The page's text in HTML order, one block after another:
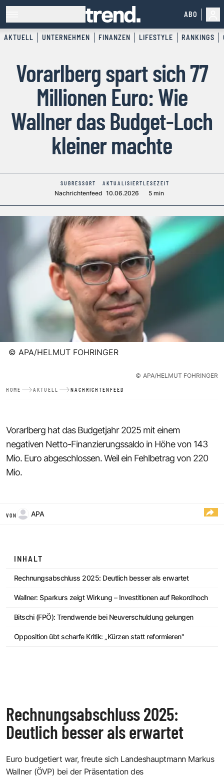
ABO
AKTUELL UNTERNEHMEN FINANZEN LIFESTYLE RANKINGS
Vorarlberg spart sich 77
Millionen Euro: Wie
Wallner das Budget-Loch
kleiner machte
SUBRESSORT
Nachrichtenfeed
AKTUALISIERT
10.06.2026
LESEZEIT
5 min
© APA/HELMUT FOHRINGER
© APA/HELMUT FOHRINGER
HOME AKTUELL NACHRICHTENFEED
Vorarlberg hat das Budgetjahr 2025 mit einem
negativen Netto-Finanzierungssaldo in Höhe von 143
Mio. Euro abgeschlossen. Weil ein Fehlbetrag von 220
Mio.
VON APA
INHALT
Rechnungsabschluss 2025: Deutlich besser als erwartet
Wallner: Sparkurs zeigt Wirkung – Investitionen auf Rekordhoch
Bitschi (FPÖ): Trendwende bei Neuverschuldung gelungen
Opposition übt scharfe Kritik: „Kürzen statt reformieren"
Rechnungsabschluss 2025:
Deutlich besser als erwartet
Euro budgetiert war, freute sich Landeshauptmann Markus
Wallner (ÖVP) bei der Präsentation des